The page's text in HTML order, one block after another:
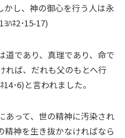
かし、神の御心を行う人は永
ﾊﾈ2･15-17)
道であり、真理であり、命で
れば、だれも父のもとへ行
･6)と言われました。
あって、世の精神に汚染され
精神を生き抜かなければなら